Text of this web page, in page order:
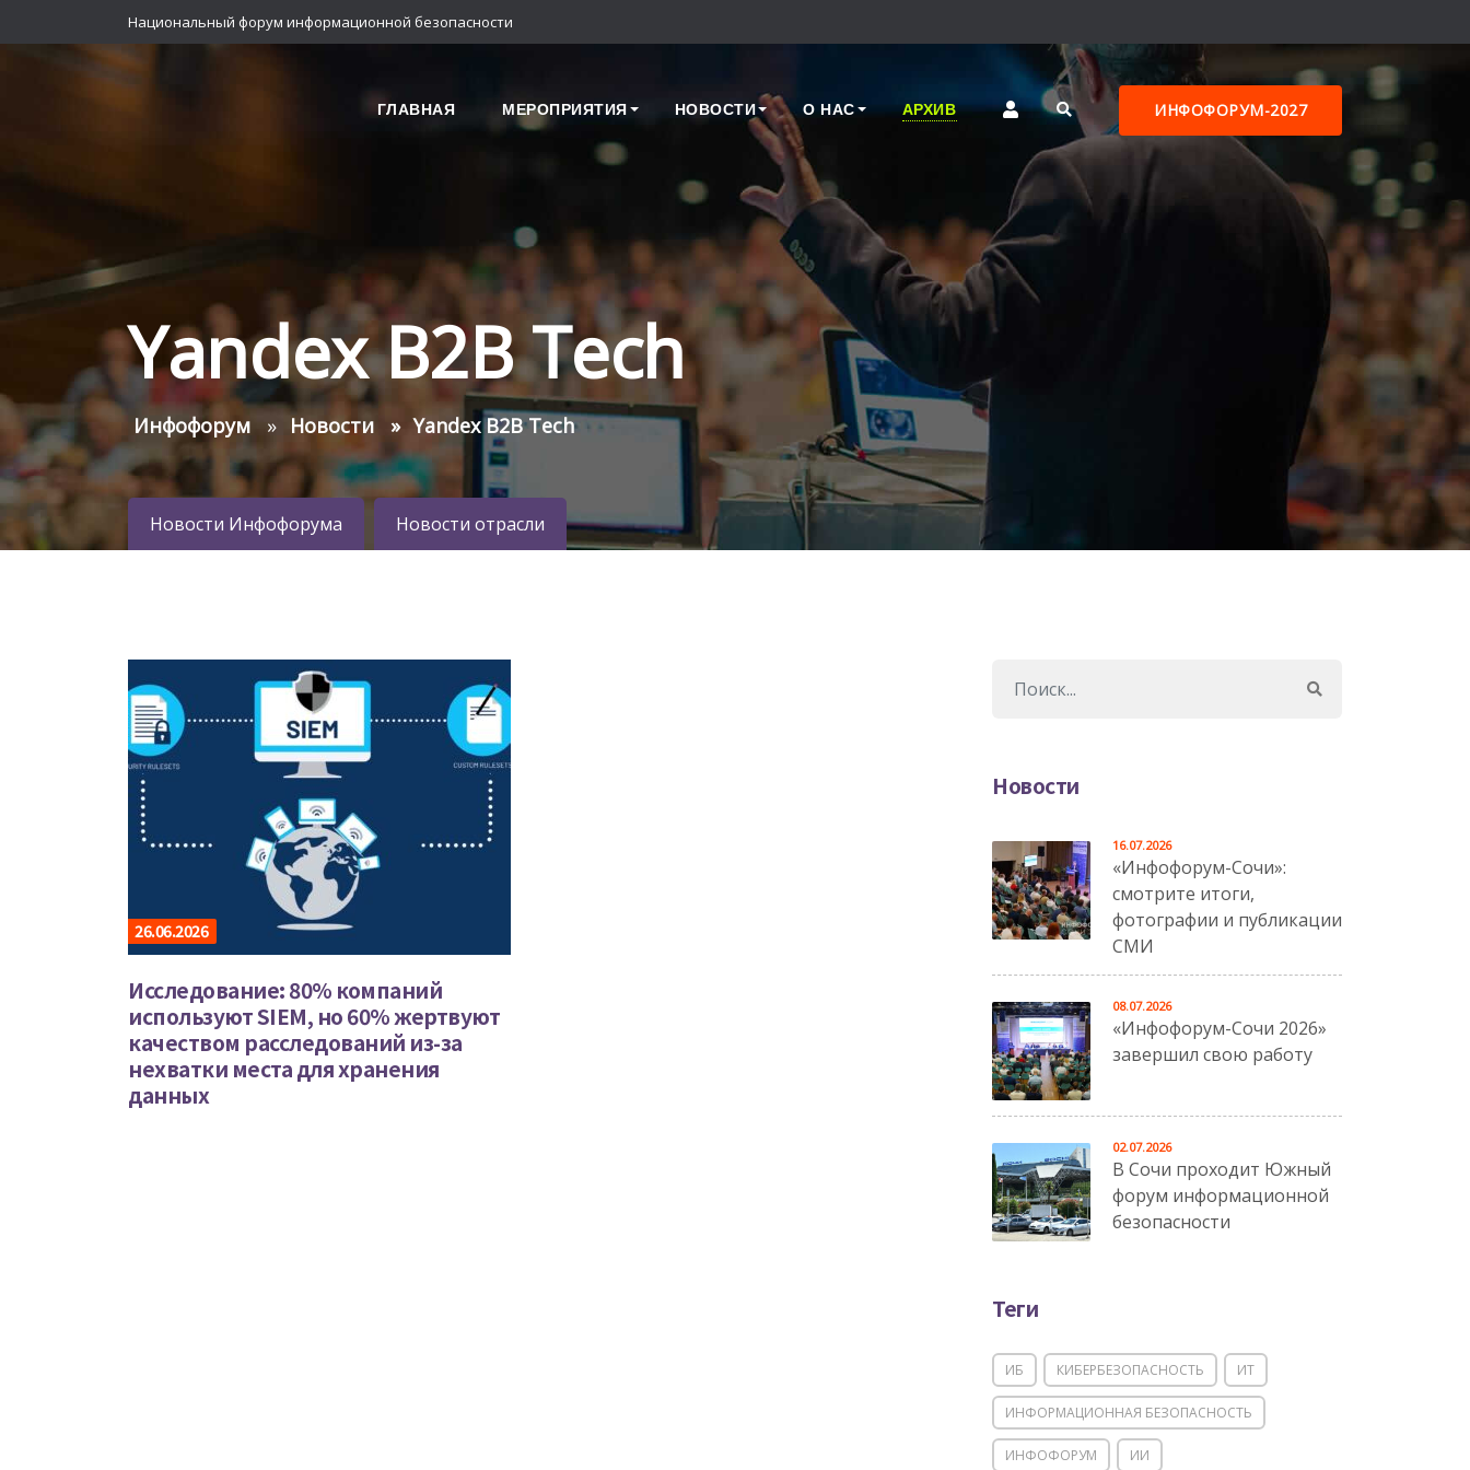
Национальный форум информационной безопасности
ГЛАВНАЯ МЕРОПРИЯТИЯ НОВОСТИ О НАС АРХИВ ИНФОФОРУМ-2027
Yandex B2B Tech
Инфофорум Новости Yandex B2B Tech
Новости Инфофорума Новости отрасли
26.06.2026
Исследование: 80% компаний
используют SIEM, но 60% жертвуют
качеством расследований из-за
нехватки места для хранения
данных
Новости
«Инфофорум-Сочи»:
смотрите итоги,
фотографии и публикации
СМИ
16.07.2026
«Инфофорум-Сочи 2026»
завершил свою работу
08.07.2026
В Сочи проходит Южный
форум информационной
безопасности
02.07.2026
Теги
ИБ КИБЕРБЕЗОПАСНОСТЬ ИТ
ИНФОРМАЦИОННАЯ БЕЗОПАСНОСТЬ
ИНФОФОРУМ ИИ